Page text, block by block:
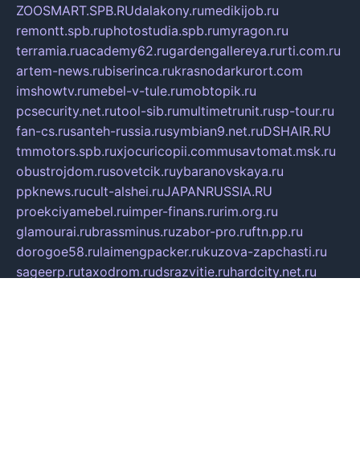
ZOOSMART.SPB.RUdalakony.rumedikijob.ru
remontt.spb.ruphotostudia.spb.rumyragon.ru
terramia.ruacademy62.rugardengallereya.rurti.com.ru
artem-news.rubiserinca.rukrasnodarkurort.com
imshowtv.rumebel-v-tule.rumobtopik.ru
pcsecurity.net.rutool-sib.rumultimetrunit.rusp-tour.ru
fan-cs.rusanteh-russia.rusymbian9.net.ruDSHAIR.RU
tmmotors.spb.ruxjocuricopii.commusavtomat.msk.ru
obustrojdom.rusovetcik.ruybaranovskaya.ru
ppknews.rucult-alshei.ruJAPANRUSSIA.RU
proekciyamebel.ruimper-finans.rurim.org.ru
glamourai.rubrassminus.ruzabor-pro.ruftn.pp.ru
dorogoe58.rulaimengpacker.rukuzova-zapchasti.ru
sageerp.rutaxodrom.rudsrazvitie.ruhardcity.net.ru